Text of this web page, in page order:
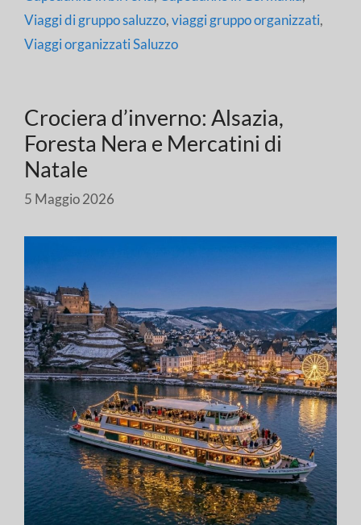
Viaggi di gruppo saluzzo,viaggi gruppo organizzati,
Viaggi organizzati Saluzzo
Crociera d’inverno: Alsazia,
Foresta Nera e Mercatini di
Natale
5 Maggio 2026